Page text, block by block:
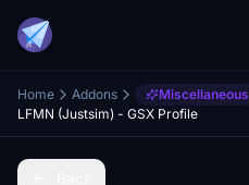
Home Addons Miscellaneous
LFMN (Justsim) - GSX Profile